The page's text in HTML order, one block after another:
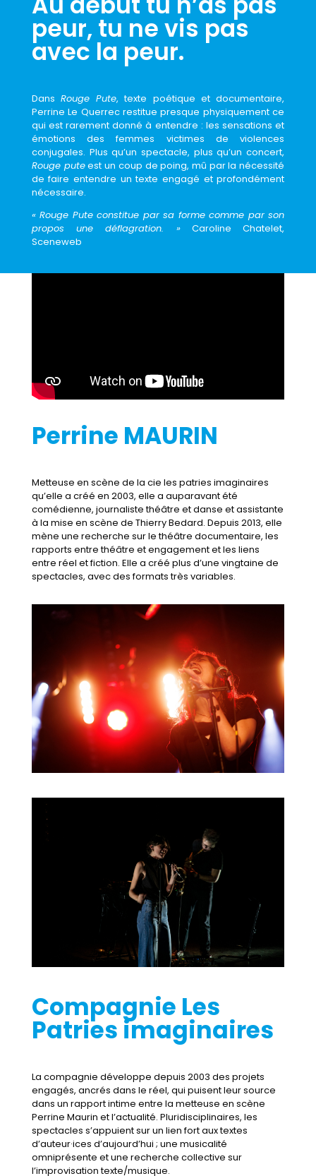
peur, tu ne vis pas
avec la peur.
DansRouge Pute, texte poétique et documentaire,
Perrine Le Querrec restitue presque physiquementce
qui est rarement donné à entendre : les sensations et
émotions des femmes victimes de violences
conjugales. Plus qu’un spectacle, plus qu’un concert,
Rouge puteest un coup de poing, mû par la nécessité
de faire entendre un texte engagé et profondément
nécessaire.
« Rouge Pute constitue par sa forme comme par son
propos une déflagration. »Caroline Chatelet,
Sceneweb
Perrine MAURIN
Metteuse en scène de la cie les patries imaginaires
qu’elle a créé en 2003, elle a auparavant été
comédienne, journaliste théâtre et danse et assistante
à la mise en scène de Thierry Bedard. Depuis 2013, elle
mène une recherche sur le théâtre documentaire, les
rapports entre théâtre et engagement et les liens
entre réel et fiction. Elle a créé plus d’une vingtaine de
spectacles, avec des formats très variables.
Compagnie Les
Patries imaginaires
La compagnie développe depuis 2003 des projets
engagés, ancrés dans le réel, qui puisent leur source
dans un rapport intime entre la metteuse en scène
Perrine Maurin et l’actualité. Pluridisciplinaires, les
spectacles s’appuient sur un lien fort aux textes
d’auteur·ices d’aujourd’hui ; une musicalité
omniprésente et une recherche collective sur
l’improvisation texte/musique.